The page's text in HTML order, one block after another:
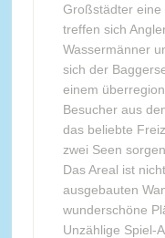
Großstädter eine
treffen sich
Wassermänner
sich der
einem
Besucher aus
das beliebte
zwei Seen
Das Areal ist
ausgebauten
wunderschöne
Unzählige Spiel-